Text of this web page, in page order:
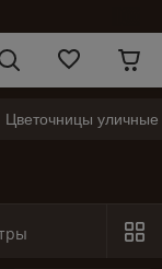
Цветочницы уличные